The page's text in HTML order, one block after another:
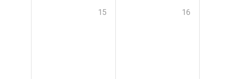
15 16